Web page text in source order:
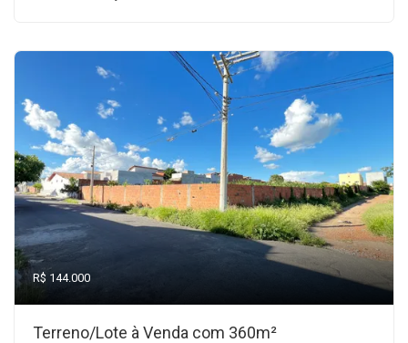
R$ 144.000
Terreno/Lote à Venda com 360m²